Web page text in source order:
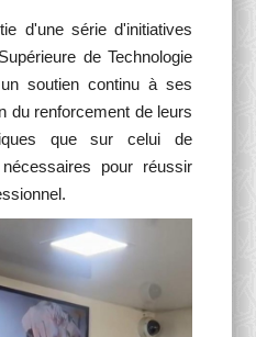
d'une série d'initiatives
de Technologie
soutien continu à ses
du renforcement de leurs
que sur celui de
pour réussir